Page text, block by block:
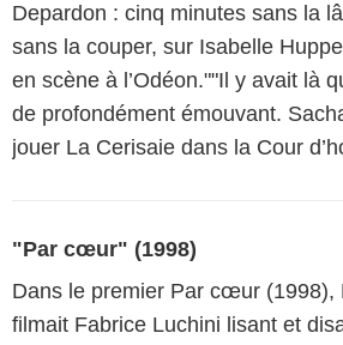
Depardon : cinq minutes sans la
sans la couper, sur Isabelle
en scène à l’Odéon.""Il y avait là
de profondément émouvant.
jouer La Cerisaie dans la Cour
"Par cœur" (1998)
Dans le premier Par cœur (1998),
filmait Fabrice Luchini lisant et